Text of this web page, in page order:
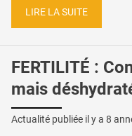
LIRE LA SUITE
FERTILITÉ :
mais
Actualité publiée il y a 8